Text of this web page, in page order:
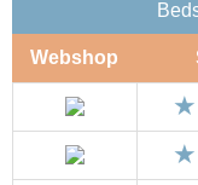
Webshop